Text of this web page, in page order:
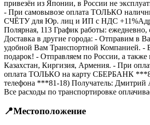
привезён из Японии, в России не
- При самовывозе оплата ТОЛЬКО
СЧЁТУ для Юр. лиц и ИП с НДС
Полярная, 113 График работы: ежедневно,
Доставка в другие города: - Отправим в
удобной Вам Транспортной Компанией. -
подарок! - Отправляем по России, а также
Казахстан, Киргизия, Армения. - При
оплата ТОЛЬКО на карту СБЕРБАНК
телефона ***81-18) Получатель: Дмитрий
Все расходы по транспортировке
📍Местоположение